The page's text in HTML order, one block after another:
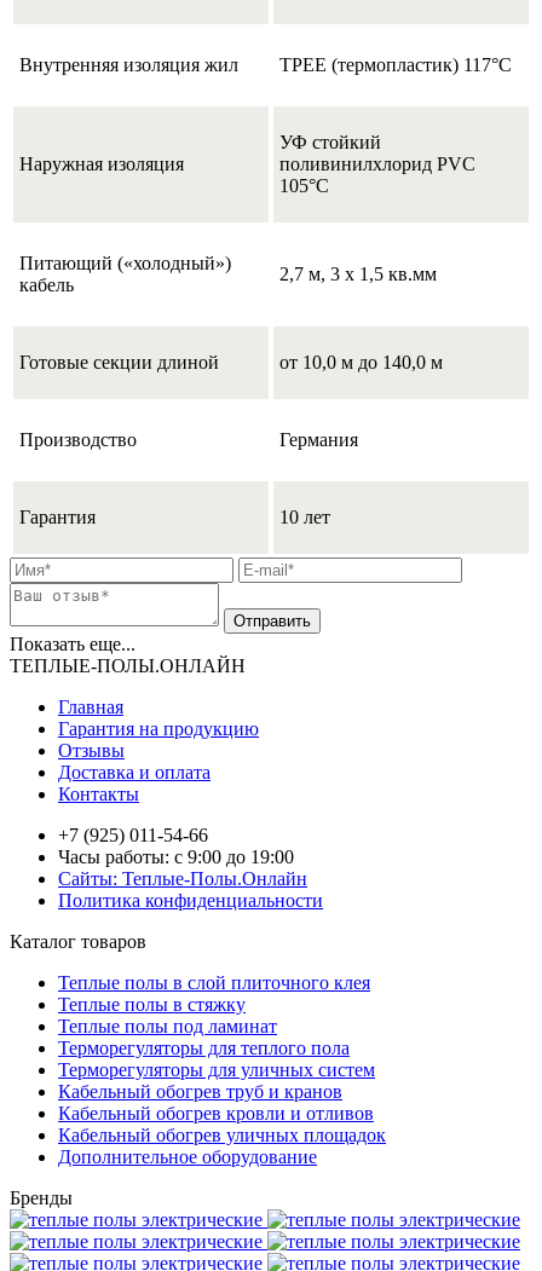
Внутренняя изоляция жил TPEE (термопластик) 117°C
Наружная изоляция
УФ стойкий
поливинилхлорид PVC
105°C
Питающий («холодный»)
кабель
2,7 м, 3 х 1,5 кв.мм
Готовые секции длиной от 10,0 м до 140,0 м
Производство Германия
Гарантия 10 лет
Показать еще...
ТЕПЛЫЕ-ПОЛЫ.ОНЛАЙН
Главная
Гарантия на продукцию
Отзывы
Доставка и оплата
Контакты
+7 (925) 011-54-66
Часы работы: с 9:00 до 19:00
Сайты: Теплые-Полы.Онлайн
Политика конфиденциальности
Каталог товаров
Теплые полы в слой плиточного клея
Теплые полы в стяжку
Теплые полы под ламинат
Терморегуляторы для теплого пола
Терморегуляторы для уличных систем
Кабельный обогрев труб и кранов
Кабельный обогрев кровли и отливов
Кабельный обогрев уличных площадок
Дополнительное оборудование
Бренды